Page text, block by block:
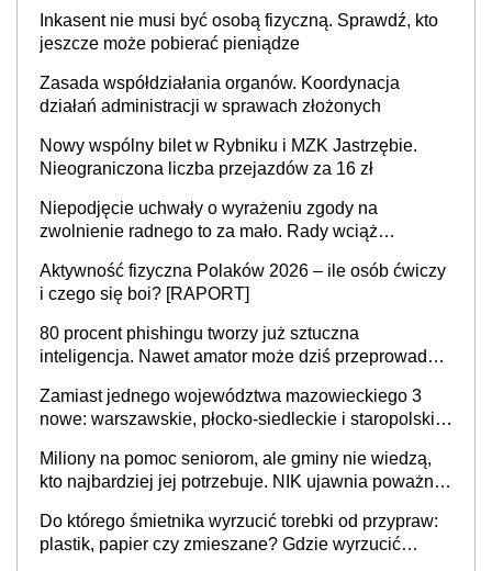
Inkasent nie musi być osobą fizyczną. Sprawdź, kto
jeszcze może pobierać pieniądze
Zasada współdziałania organów. Koordynacja
działań administracji w sprawach złożonych
Nowy wspólny bilet w Rybniku i MZK Jastrzębie.
Nieograniczona liczba przejazdów za 16 zł
Niepodjęcie uchwały o wyrażeniu zgody na
zwolnienie radnego to za mało. Rady wciąż
sprawy
Aktywność fizyczna Polaków 2026 – ile osób ćwiczy
i czego się boi? [RAPORT]
80 procent phishingu tworzy już sztuczna
inteligencja. Nawet amator może dziś przeprowadzić
Zamiast jednego województwa mazowieckiego 3
nowe: warszawskie, płocko-siedleckie i staropolskie.
stołecznych
Miliony na pomoc seniorom, ale gminy nie wiedzą,
kto najbardziej jej potrzebuje. NIK ujawnia poważną
Do którego śmietnika wyrzucić torebki od przypraw:
plastik, papier czy zmieszane? Gdzie wyrzucić